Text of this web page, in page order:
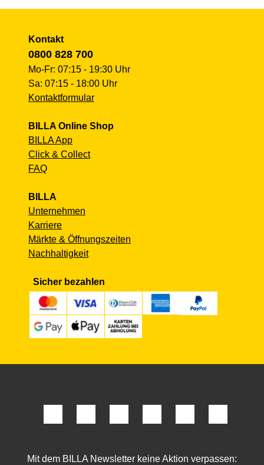
Kontakt
0800 828 700
Mo-Fr: 07:15 - 19:30 Uhr
Sa: 07:15 - 18:00 Uhr
Kontaktformular
BILLA Online Shop
BILLA App
Click & Collect
FAQ
BILLA
Unternehmen
Karriere
Märkte & Öffnungszeiten
Nachhaltigkeit
Sicher bezahlen
Mit dem BILLA Newsletter keine Aktion verpassen: